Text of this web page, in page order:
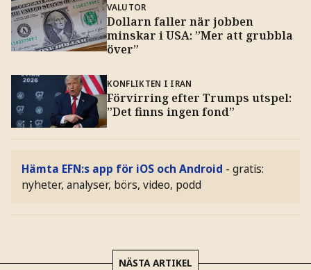
VALUTOR
Dollarn faller när jobben
minskar i USA: ”Mer att grubbla
över”
KONFLIKTEN I IRAN
Förvirring efter Trumps utspel:
”Det finns ingen fond”
Hämta EFN:s app för iOS och Android - gratis:
nyheter, analyser, börs, video, podd
NÄSTA ARTIKEL